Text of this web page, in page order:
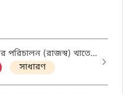
পরিচালন (রাজস্ব) খাতে
(এপিপি) প্রণয়ন প্রসঙ্গে
সাধারণ